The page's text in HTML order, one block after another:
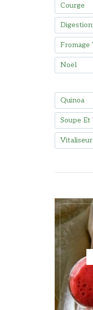
Courge
Fromage
Noël
Quinoa
Soupe
Vitaliseur